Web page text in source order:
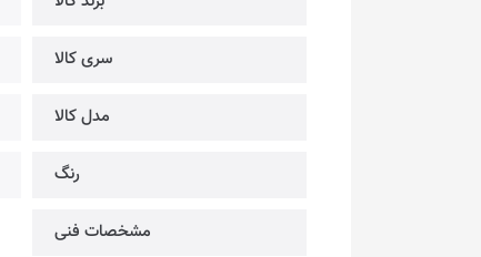
سری کالا
مدل کالا
رنگ
مشخصات فنی